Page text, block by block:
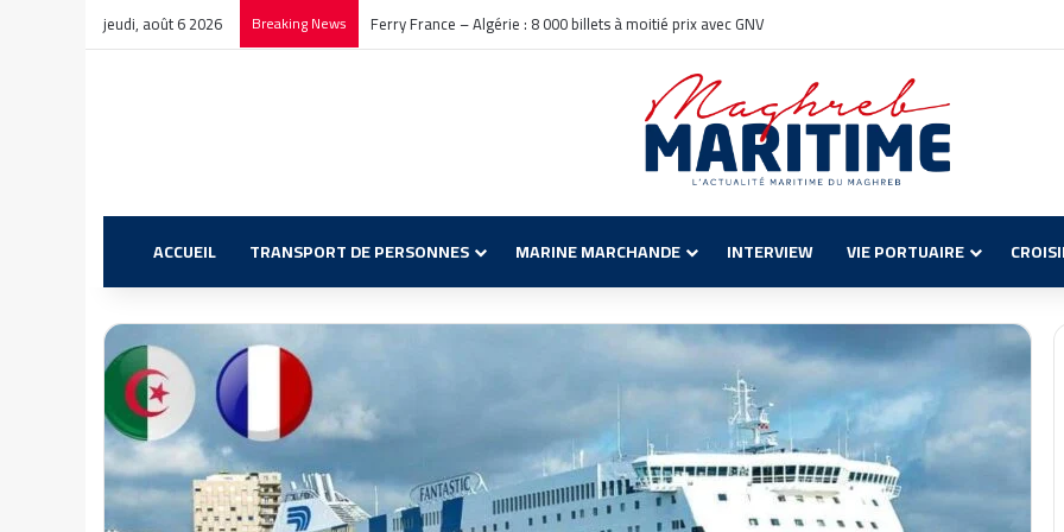
jeudi, août 6 2026 Breaking News Annulations CTN Civitavecchia : Solutions pour les Voyageurs
ACCUEIL TRANSPORT DE PERSONNES MARINE MARCHANDE INTERVIEW VIE PORTUAIRE